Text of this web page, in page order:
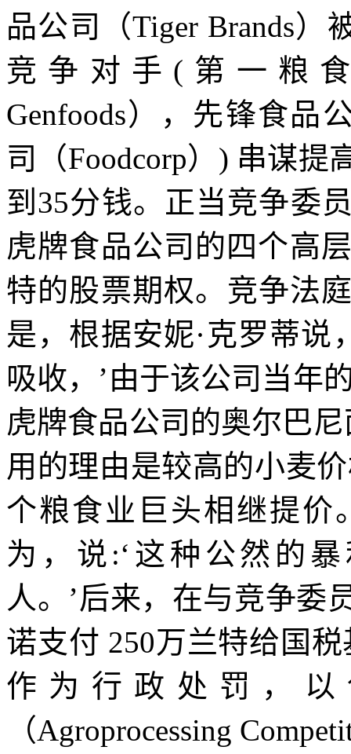
品公司（Tiger Brands）
竞争对手 ( 第一粮
Genfoods），先锋食品
司（Foodcorp） ) 串谋提
到 35分钱。正当竞争委
虎牌食品公司的四个高
特的股票期权。竞争法
是，根据安妮·克罗蒂说
吸收，’由于该公司当年
虎牌食品公司的奥尔巴
用的理由是较高的小麦
个粮食业巨头相继提价
为，说 :‘这种公然的
人。’后来，在与竞争委
诺支付 250万兰特给国
作为行政处罚，
（Agroprocessing